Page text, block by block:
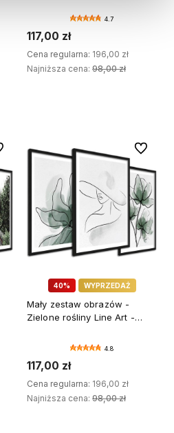
4.7
117,00 zł
Cena regularna: 196,00 zł
Najniższa cena: 98,00 zł
ulubionych
40% WYPRZEDAŻ
Mały zestaw obrazów -
Zielone rośliny Line Art -
4.8
117,00 zł
Cena regularna: 196,00 zł
Najniższa cena: 98,00 zł
Do